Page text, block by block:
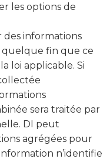
les options de
informations
fin que ce
loi applicable. Si
sera traitée par
DI peut
agrégées pour
n’identifie